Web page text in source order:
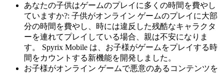
あなたの子供はゲームのプレイに多くの時間を費やし
ていますか?: 子供がオンライン ゲームのプレイに大部
分の時間を費やし、時には違反した残酷なキャラクタ
ーを連れてプレイしている場合、親は不安になりま
す。 Spyrix Mobile は、お子様がゲームをプレイする時
間をカウントする新機能を開発しました。
お子様がオンライン ゲームで悪意のあるコンテンツを